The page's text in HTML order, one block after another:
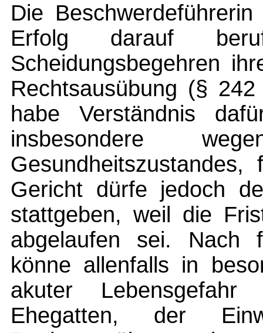
Die
Erfolg darauf
Scheidungsbegehren
Rechtsausübung (§
habe Verständnis
insbesondere
Gericht dürfe jedoch
stattgeben, weil die
abgelaufen sei. Nach
könne allenfalls in
akuter Lebensgefahr
Ehegatten, der